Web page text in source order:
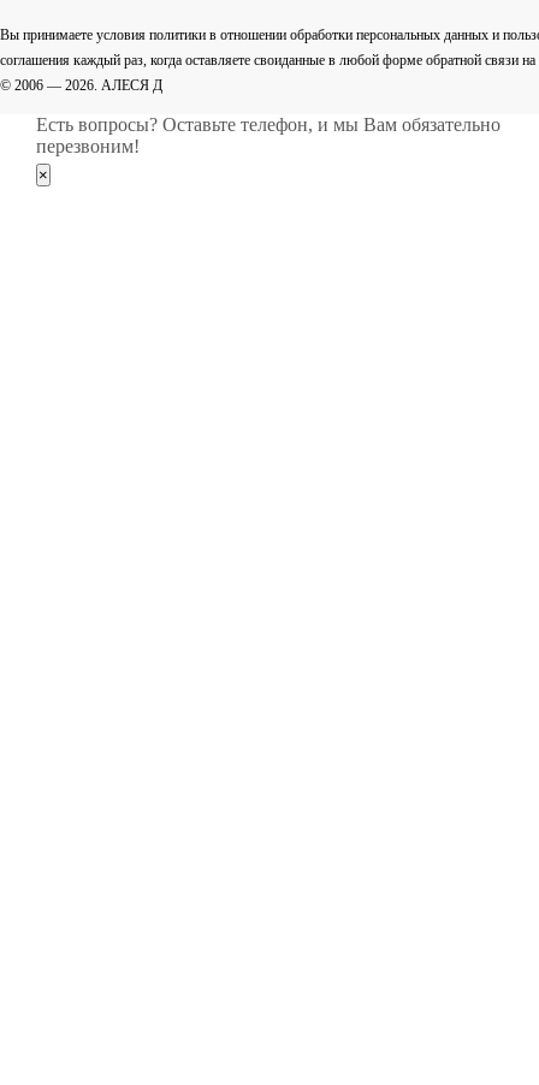
Вы принимаете условия политики в отношении обработки персональных данных и
соглашения каждый раз, когда оставляете своиданные в любой форме обратной связи
© 2006 — 2026. АЛЕСЯ Д
Есть вопросы? Оставьте телефон, и мы Вам обязательно
перезвоним!
×